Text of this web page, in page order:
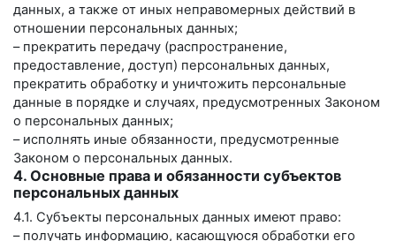
данных, а также от иных неправомерных действий в
отношении персональных данных;
– прекратить передачу (распространение,
предоставление, доступ) персональных данных,
прекратить обработку и уничтожить персональные
данные в порядке и случаях, предусмотренных Законом
о персональных данных;
– исполнять иные обязанности, предусмотренные
Законом о персональных данных.
4. Основные права и обязанности субъектов
персональных данных
4.1. Субъекты персональных данных имеют право:
– получать информацию, касающуюся обработки его